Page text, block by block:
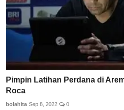
Pimpin Latihan Perdana di
Roca
bolahita Sep 8, 2022 0